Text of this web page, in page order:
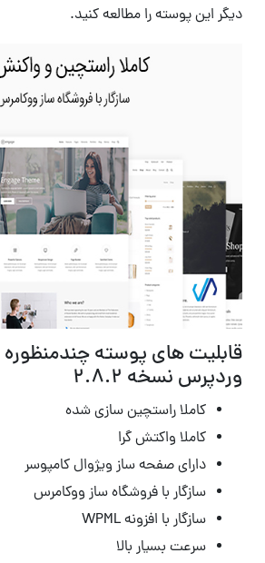
دیگر این پوسته را مطالعه کنید.
وردپرس نسخه 2.8.2
کاملا راستچین سازی شده
کاملا واکتش گرا
دارای صفحه ساز ویژوال کامپوسر
سازگار با فروشگاه ساز ووکامرس
سازگار با افزونه WPML
سرعت بسیار بالا